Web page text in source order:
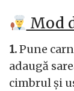
Mod
1.Pune
adaugă
cimbrul și